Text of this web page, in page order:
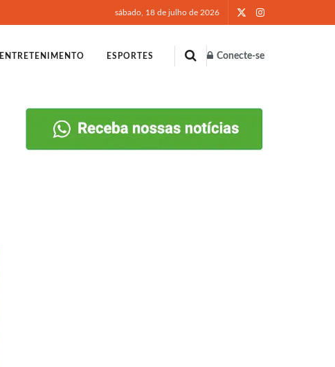
sábado, 18 de julho de 2026
ENTRETENIMENTO ESPORTES Conecte-se